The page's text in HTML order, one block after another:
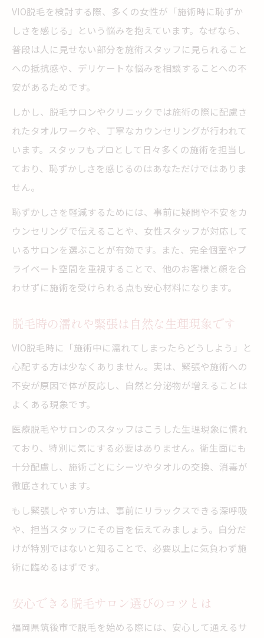
VIO脱毛を検討する際、多くの女性が「施術時に恥ずか
しさを感じる」という悩みを抱えています。なぜなら、
普段は人に見せない部分を施術スタッフに見られること
への抵抗感や、デリケートな悩みを相談することへの不
安があるためです。
しかし、脱毛サロンやクリニックでは施術の際に配慮さ
れたタオルワークや、丁寧なカウンセリングが行われて
います。スタッフもプロとして日々多くの施術を担当し
ており、恥ずかしさを感じるのはあなただけではありま
せん。
恥ずかしさを軽減するためには、事前に疑問や不安をカ
ウンセリングで伝えることや、女性スタッフが対応して
いるサロンを選ぶことが有効です。また、完全個室やプ
ライベート空間を重視することで、他のお客様と顔を合
わせずに施術を受けられる点も安心材料になります。
脱毛時の濡れや緊張は自然な生理現象です
VIO脱毛時に「施術中に濡れてしまったらどうしよう」と
心配する方は少なくありません。実は、緊張や施術への
不安が原因で体が反応し、自然と分泌物が増えることは
よくある現象です。
医療脱毛やサロンのスタッフはこうした生理現象に慣れ
ており、特別に気にする必要はありません。衛生面にも
十分配慮し、施術ごとにシーツやタオルの交換、消毒が
徹底されています。
もし緊張しやすい方は、事前にリラックスできる深呼吸
や、担当スタッフにその旨を伝えてみましょう。自分だ
けが特別ではないと知ることで、必要以上に気負わず施
術に臨めるはずです。
安心できる脱毛サロン選びのコツとは
福岡県筑後市で脱毛を始める際には、安心して通えるサ